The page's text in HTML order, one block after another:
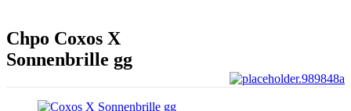
Chpo Coxos X
Sonnenbrille gg